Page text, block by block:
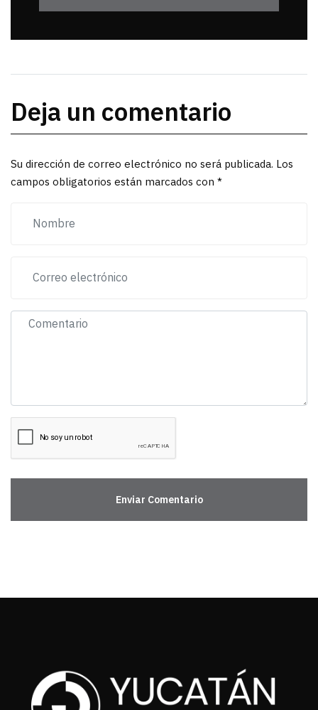
Deja un comentario
Su dirección de correo electrónico no será publicada. Los
campos obligatorios están marcados con *
Enviar Comentario